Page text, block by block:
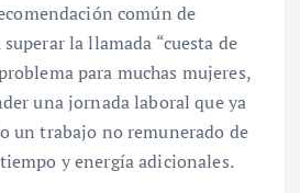
común de
la llamada “cuesta de
para muchas mujeres,
una jornada laboral que ya
un trabajo no remunerado de
y energía adicionales.